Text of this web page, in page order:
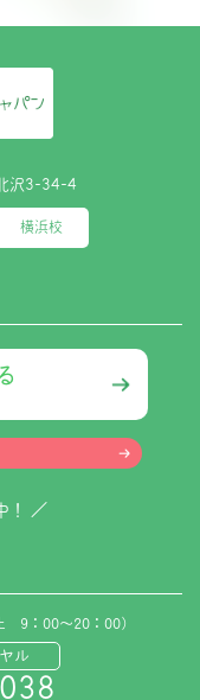
沢3-34-4
横浜校
！ ／
9：00～20：00）
ル